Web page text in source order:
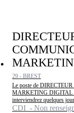
29 - BREST
Le poste de
MARKETING DIGITAL
interviendrez quelques
CDI - Non